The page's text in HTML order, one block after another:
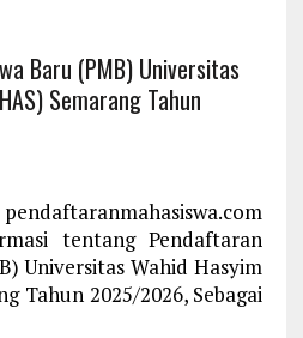
Baru (PMB) Universitas
Semarang Tahun
tentang Pendaftaran
Universitas Wahid Hasyim
Tahun 2025/2026, Sebagai